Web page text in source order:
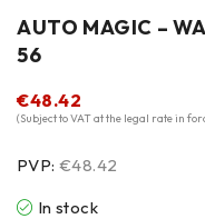
AUTO MAGIC –
56
€48.42
(Subject to VAT at the legal rate in
PVP: €48.42
In stock